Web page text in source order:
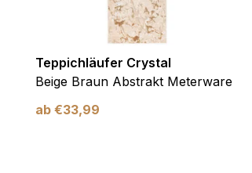
Teppichläufer Crystal
Beige Braun Abstrakt Meterware
ab €33,99